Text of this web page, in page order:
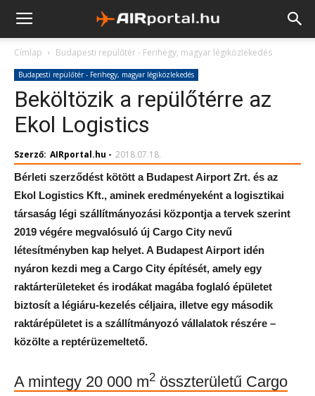
Címlap Budapesti repülőtér - Ferihegy, magyar légiközlekedés
Budapesti repülőtér - Ferihegy, magyar légiközlekedés
Beköltözik a repülőtérre az
Ekol Logistics
Szerző: AIRportal.hu - 2018.07.18.
Bérleti szerződést kötött a Budapest Airport Zrt. és az
Ekol Logistics Kft., aminek eredményeként a logisztikai
társaság légi szállítmányozási központja a tervek szerint
2019 végére megvalósuló új Cargo City nevű
létesítményben kap helyet. A Budapest Airport idén
nyáron kezdi meg a Cargo City építését, amely egy
raktárterületeket és irodákat magába foglaló épületet
biztosít a légiáru-kezelés céljaira, illetve egy második
raktárépületet is a szállítmányozó vállalatok részére –
közölte a reptérüzemeltető.
A mintegy 20 000 m2 összterületű Cargo